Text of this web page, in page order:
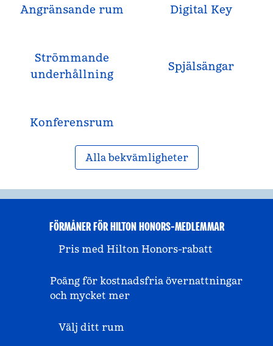
Angränsande rum Digital Key
Strömmande
underhållning
Spjälsängar
Konferensrum
Alla bekvämligheter
FÖRMÅNER FÖR HILTON HONORS-MEDLEMMAR
Pris med Hilton Honors-rabatt
Poäng för kostnadsfria övernattningar
och mycket mer
Välj ditt rum